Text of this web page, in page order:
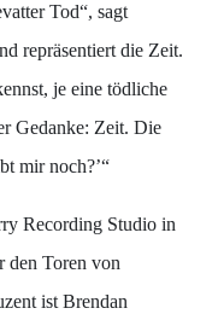
Tod“, sagt
repräsentiert die Zeit.
je eine tödliche
Gedanke: Zeit. Die
mir noch?’“
Recording Studio in
den Toren von
ist Brendan